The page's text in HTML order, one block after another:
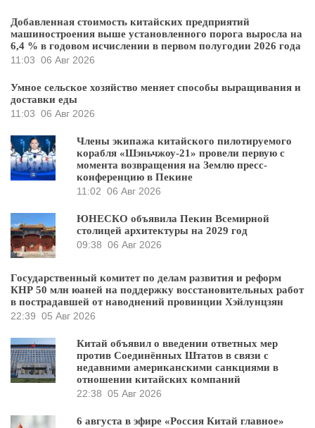
Добавленная стоимость китайских предприятий
машиностроения выше установленного порога выросла на
6,4 % в годовом исчислении в первом полугодии 2026 года
11:03 06 Авг 2026
Умное сельское хозяйство меняет способы выращивания и
доставки еды
11:03 06 Авг 2026
Члены экипажа китайского пилотируемого
корабля «Шэньчжоу-21» провели первую с
момента возвращения на Землю пресс-
конференцию в Пекине
11:02 06 Авг 2026
ЮНЕСКО объявила Пекин Всемирной
столицей архитектуры на 2029 год
09:38 06 Авг 2026
Государственный комитет по делам развития и реформ
КНР 50 млн юаней на поддержку восстановительных работ
в пострадавшей от наводнений провинции Хэйлунцзян
22:39 05 Авг 2026
Китай объявил о введении ответных мер
против Соединённых Штатов в связи с
недавними американскими санкциями в
отношении китайских компаний
22:38 05 Авг 2026
6 августа в эфире «Россия Китай главное»